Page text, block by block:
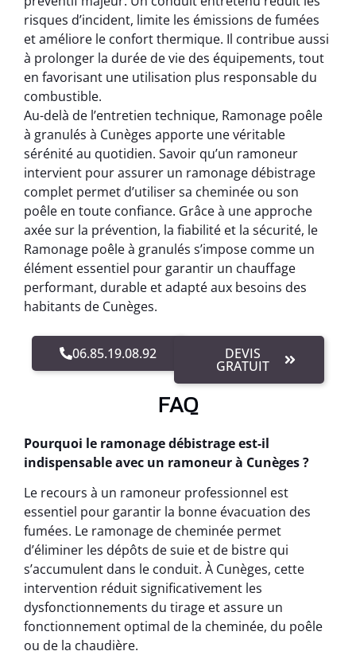
risques d’incident, limite les émissions de fumées
et améliore le confort thermique. Il contribue aussi
à prolonger la durée de vie des équipements, tout
en favorisant une utilisation plus responsable du
combustible.
Au-delà de l’entretien technique, Ramonage poêle
à granulés à Cunèges apporte une véritable
sérénité au quotidien. Savoir qu’un ramoneur
intervient pour assurer un ramonage débistrage
complet permet d’utiliser sa cheminée ou son
poêle en toute confiance. Grâce à une approche
axée sur la prévention, la fiabilité et la sécurité, le
Ramonage poêle à granulés s’impose comme un
élément essentiel pour garantir un chauffage
performant, durable et adapté aux besoins des
habitants de Cunèges.
06.85.19.08.92 DEVIS
GRATUIT
FAQ
Pourquoi le ramonage débistrage est-il
indispensable avec un ramoneur à Cunèges ?
Le recours à un ramoneur professionnel est
essentiel pour garantir la bonne évacuation des
fumées. Le ramonage de cheminée permet
d’éliminer les dépôts de suie et de bistre qui
s’accumulent dans le conduit. À Cunèges, cette
intervention réduit significativement les
dysfonctionnements du tirage et assure un
fonctionnement optimal de la cheminée, du poêle
ou de la chaudière.